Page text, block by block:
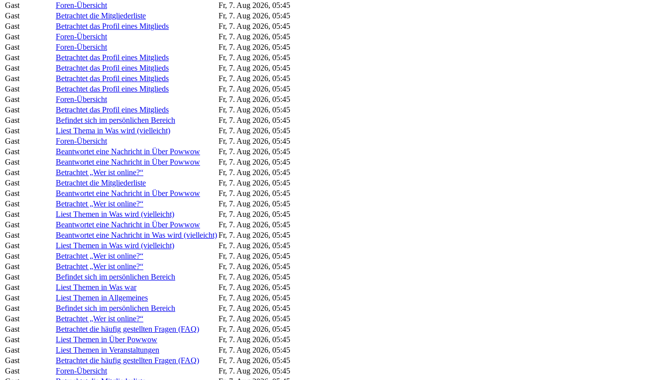
Gast
Foren-Übersicht
Fr, 7. Aug 2026, 05:45
Gast
Betrachtet die Mitgliederliste
Fr, 7. Aug 2026, 05:45
Gast
Betrachtet das Profil eines Mitglieds
Fr, 7. Aug 2026, 05:45
Gast
Foren-Übersicht
Fr, 7. Aug 2026, 05:45
Gast
Foren-Übersicht
Fr, 7. Aug 2026, 05:45
Gast
Betrachtet das Profil eines Mitglieds
Fr, 7. Aug 2026, 05:45
Gast
Betrachtet das Profil eines Mitglieds
Fr, 7. Aug 2026, 05:45
Gast
Betrachtet das Profil eines Mitglieds
Fr, 7. Aug 2026, 05:45
Gast
Betrachtet das Profil eines Mitglieds
Fr, 7. Aug 2026, 05:45
Gast
Foren-Übersicht
Fr, 7. Aug 2026, 05:45
Gast
Betrachtet das Profil eines Mitglieds
Fr, 7. Aug 2026, 05:45
Gast
Befindet sich im persönlichen Bereich
Fr, 7. Aug 2026, 05:45
Gast
Liest Thema in Was wird (vielleicht)
Fr, 7. Aug 2026, 05:45
Gast
Foren-Übersicht
Fr, 7. Aug 2026, 05:45
Gast
Beantwortet eine Nachricht in Über Powwow
Fr, 7. Aug 2026, 05:45
Gast
Beantwortet eine Nachricht in Über Powwow
Fr, 7. Aug 2026, 05:45
Gast
Betrachtet „Wer ist online?“
Fr, 7. Aug 2026, 05:45
Gast
Betrachtet die Mitgliederliste
Fr, 7. Aug 2026, 05:45
Gast
Beantwortet eine Nachricht in Über Powwow
Fr, 7. Aug 2026, 05:45
Gast
Betrachtet „Wer ist online?“
Fr, 7. Aug 2026, 05:45
Gast
Liest Themen in Was wird (vielleicht)
Fr, 7. Aug 2026, 05:45
Gast
Beantwortet eine Nachricht in Über Powwow
Fr, 7. Aug 2026, 05:45
Gast
Beantwortet eine Nachricht in Was wird (vielleicht)Fr, 7. Aug 2026, 05:45
Gast
Liest Themen in Was wird (vielleicht)
Fr, 7. Aug 2026, 05:45
Gast
Betrachtet „Wer ist online?“
Fr, 7. Aug 2026, 05:45
Gast
Betrachtet „Wer ist online?“
Fr, 7. Aug 2026, 05:45
Gast
Befindet sich im persönlichen Bereich
Fr, 7. Aug 2026, 05:45
Gast
Liest Themen in Was war
Fr, 7. Aug 2026, 05:45
Gast
Liest Themen in Allgemeines
Fr, 7. Aug 2026, 05:45
Gast
Befindet sich im persönlichen Bereich
Fr, 7. Aug 2026, 05:45
Gast
Betrachtet „Wer ist online?“
Fr, 7. Aug 2026, 05:45
Gast
Betrachtet die häufig gestellten Fragen (FAQ)
Fr, 7. Aug 2026, 05:45
Gast
Liest Themen in Über Powwow
Fr, 7. Aug 2026, 05:45
Gast
Liest Themen in Veranstaltungen
Fr, 7. Aug 2026, 05:45
Gast
Betrachtet die häufig gestellten Fragen (FAQ)
Fr, 7. Aug 2026, 05:45
Gast
Foren-Übersicht
Fr, 7. Aug 2026, 05:45